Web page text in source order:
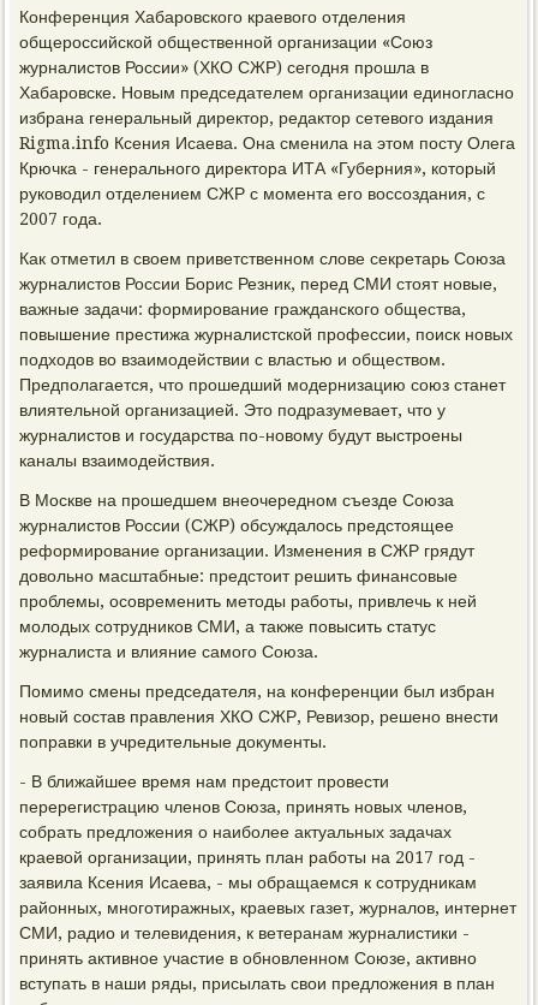
Конференция Хабаровского краевого отделения
общероссийской общественной организации «Союз
журналистов России» (ХКО СЖР) сегодня прошла в
Хабаровске. Новым председателем организации единогласно
избрана генеральный директор, редактор сетевого издания
Rigma.info Ксения Исаева. Она сменила на этом посту Олега
Крючка - генерального директора ИТА «Губерния», который
руководил отделением СЖР с момента его воссоздания, с
2007 года.
Как отметил в своем приветственном слове секретарь Союза
журналистов России Борис Резник, перед СМИ стоят новые,
важные задачи: формирование гражданского общества,
повышение престижа журналистской профессии, поиск новых
подходов во взаимодействии с властью и обществом.
Предполагается, что прошедший модернизацию союз станет
влиятельной организацией. Это подразумевает, что у
журналистов и государства по-новому будут выстроены
каналы взаимодействия.
В Москве на прошедшем внеочередном съезде Союза
журналистов России (СЖР) обсуждалось предстоящее
реформирование организации. Изменения в СЖР грядут
довольно масштабные: предстоит решить финансовые
проблемы, осовременить методы работы, привлечь к ней
молодых сотрудников СМИ, а также повысить статус
журналиста и влияние самого Союза.
Помимо смены председателя, на конференции был избран
новый состав правления ХКО СЖР, Ревизор, решено внести
поправки в учредительные документы.
- В ближайшее время нам предстоит провести
перерегистрацию членов Союза, принять новых членов,
собрать предложения о наиболее актуальных задачах
краевой организации, принять план работы на 2017 год -
заявила Ксения Исаева, - мы обращаемся к сотрудникам
районных, многотиражных, краевых газет, журналов, интернет
СМИ, радио и телевидения, к ветеранам журналистики -
принять активное участие в обновленном Союзе, активно
вступать в наши ряды, присылать свои предложения в план